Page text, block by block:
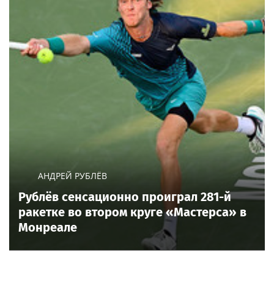
АНДРЕЙ РУБЛЁВ
Рублёв сенсационно проиграл 281-й
ракетке во втором круге «Мастерса» в
Монреале